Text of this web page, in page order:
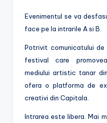
Evenimentul se va
face pe la intrarile A si B.
Potrivit comunicatului
festival care
mediului artistic tanar
ofera o platforma de
creativi din Capitala.
Intrarea este libera. Mai